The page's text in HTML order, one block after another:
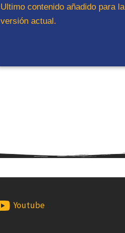
Ultimo contenido añadido para la
versión actual.
Youtube